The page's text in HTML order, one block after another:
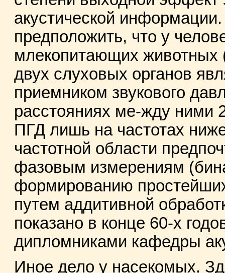
акустической
предположить, что у
млекопитающих животных
двух слуховых органов
приемником звукового
расстояниях ме-жду ними
ПГД лишь на частотах
частотной области
фазовым измерениям
формированию
путем аддитивной
показано в конце 60-х
дипломниками кафедры
Иное дело у насекомых.